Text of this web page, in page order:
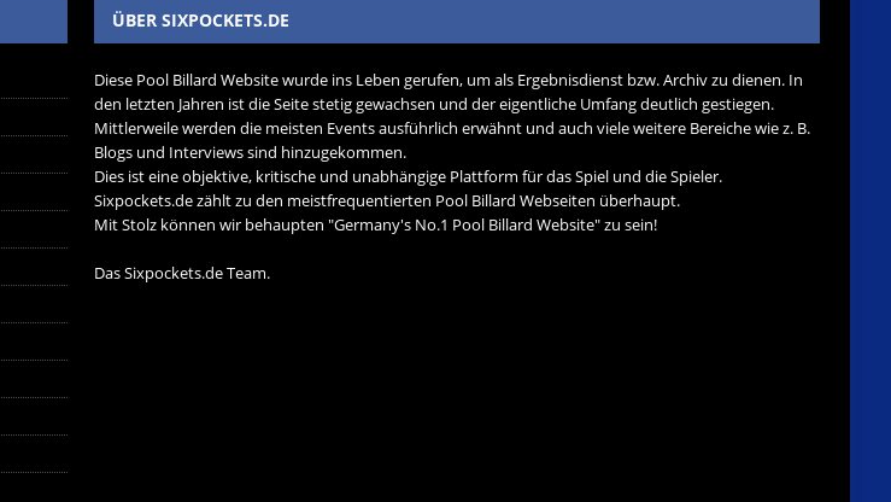
ÜBER SIXPOCKETS.DE
Diese Pool Billard Website wurde ins Leben gerufen, um als Ergebnisdienst bzw. Archiv zu dienen. In
den letzten Jahren ist die Seite stetig gewachsen und der eigentliche Umfang deutlich gestiegen.
Mittlerweile werden die meisten Events ausführlich erwähnt und auch viele weitere Bereiche wie z. B.
Blogs und Interviews sind hinzugekommen.
Dies ist eine objektive, kritische und unabhängige Plattform für das Spiel und die Spieler.
Sixpockets.de zählt zu den meistfrequentierten Pool Billard Webseiten überhaupt.
Mit Stolz können wir behaupten "Germany's No.1 Pool Billard Website" zu sein!
Das Sixpockets.de Team.